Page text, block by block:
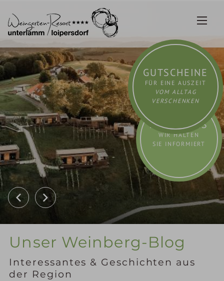
Inhalt
springen
GUTSCHEINE
FÜR EINE AUSZEIT
VOM ALLTAG
VERSCHENKEN
AKTUELLES
WIR HALTEN
SIE INFORMIERT
Unser Weinberg-Blog
Interessantes & Geschichten aus
der Region